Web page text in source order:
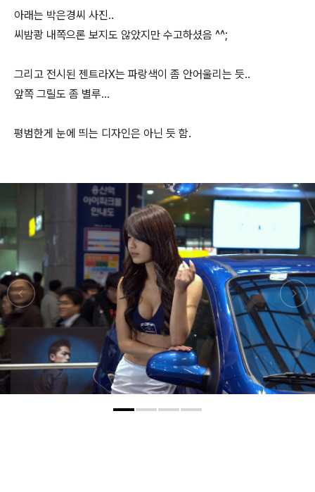
아래는 박은경씨 사진..
씨밤쾅 내쪽으론 보지도 않았지만 수고하셨음 ^^;
그리고 전시된 젠트라X는 파랑색이 좀 안어울리는 듯..
앞쪽 그릴도 좀 별루...
평범한게 눈에 띄는 디자인은 아닌 듯 함.